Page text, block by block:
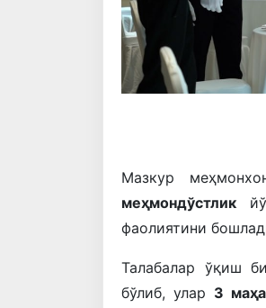
Мазкур
меҳмондўстлик
фаолиятини
Талабалар ўқиш
бўлиб, улар 3